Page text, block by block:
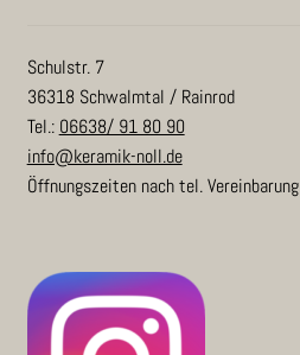
Schulstr. 7
36318 Schwalmtal / Rainrod
Tel.: 06638/ 91 80 90
info@keramik-noll.de
Öffnungszeiten nach tel. Vereinbarung